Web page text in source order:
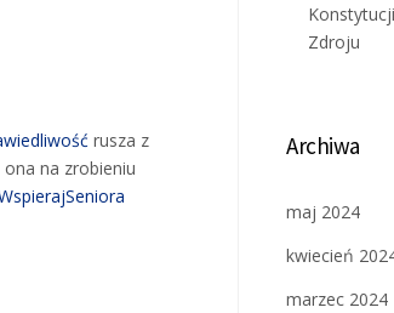
rusza z
ona na zrobieniu
Zdroju
Archiwa
maj 2024
kwiecień
marzec 2024